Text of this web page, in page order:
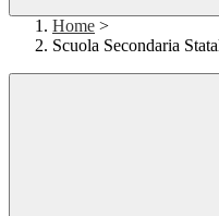
Home >
Scuola Secondaria